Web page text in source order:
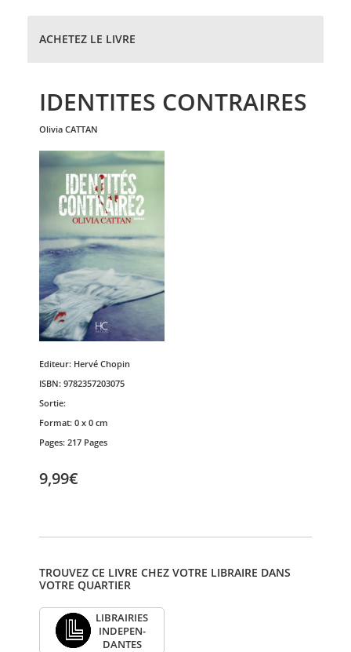
ACHETEZ LE LIVRE
IDENTITES CONTRAIRES
olivia CATTAN
Editeur: Hervé Chopin
ISBN: 9782357203075
Sortie:
Format: 0 x 0 cm
Pages: 217 Pages
9,99€
TROUVEZ CE LIVRE CHEZ VOTRE LIBRAIRE DANS
VOTRE QUARTIER
LIBRAI­RIES
INDE­PEN­
DANTES